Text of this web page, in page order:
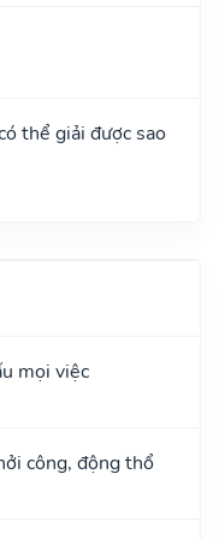
thể giải được sao
mọi việc
công, động thổ